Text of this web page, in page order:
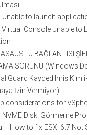
Unable to launch
Virtual Console Unable to
BAĞLANTISI
SORUNU (Windows
Guard Kaydedilmiş
İzin Vermiyor)
considerations for
NVME Diski Görmeme
– How to fix ESXI 6.7 Not